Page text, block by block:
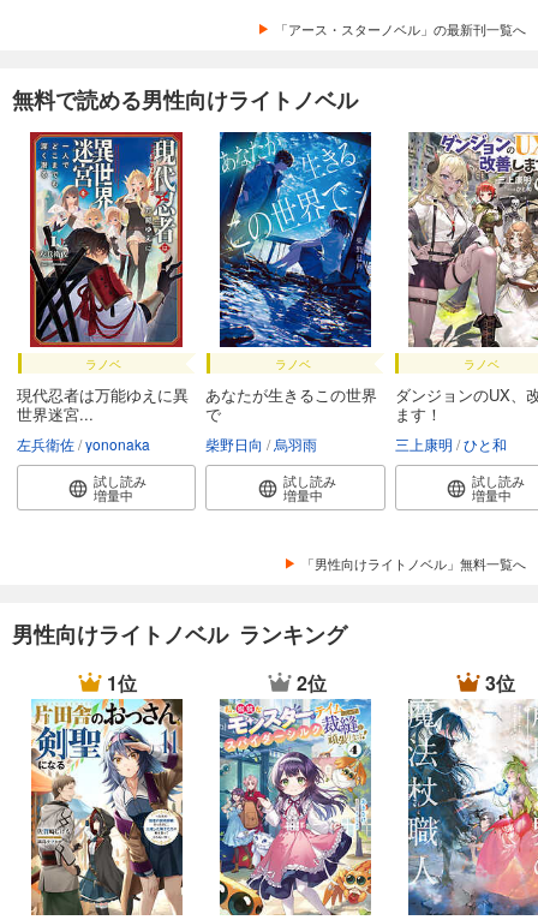
「アース・スターノベル」の最新刊一覧へ
無料で読める男性向けライトノベル
ラノベ
現代忍者は万能ゆえに異
世界迷宮...
左兵衛佐 yononaka
試し読み
増量中
ラノベ
あなたが生きるこの世界
で
柴野日向 烏羽雨
試し読み
増量中
ラノベ
ダンジョンのUX、
ます！
三上康明 ひと和
試し読み
増量中
「男性向けライトノベル」無料一覧へ
男性向けライトノベル ランキング
1位 2位 3位